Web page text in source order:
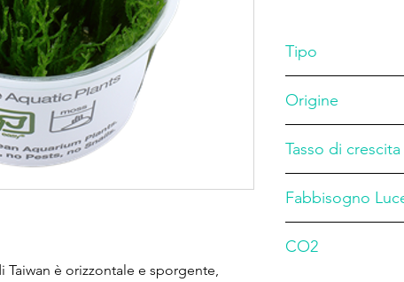
è orizzontale e sporgente,
Tipo
Origine
Tasso di crescita
Fabbisogno
CO2